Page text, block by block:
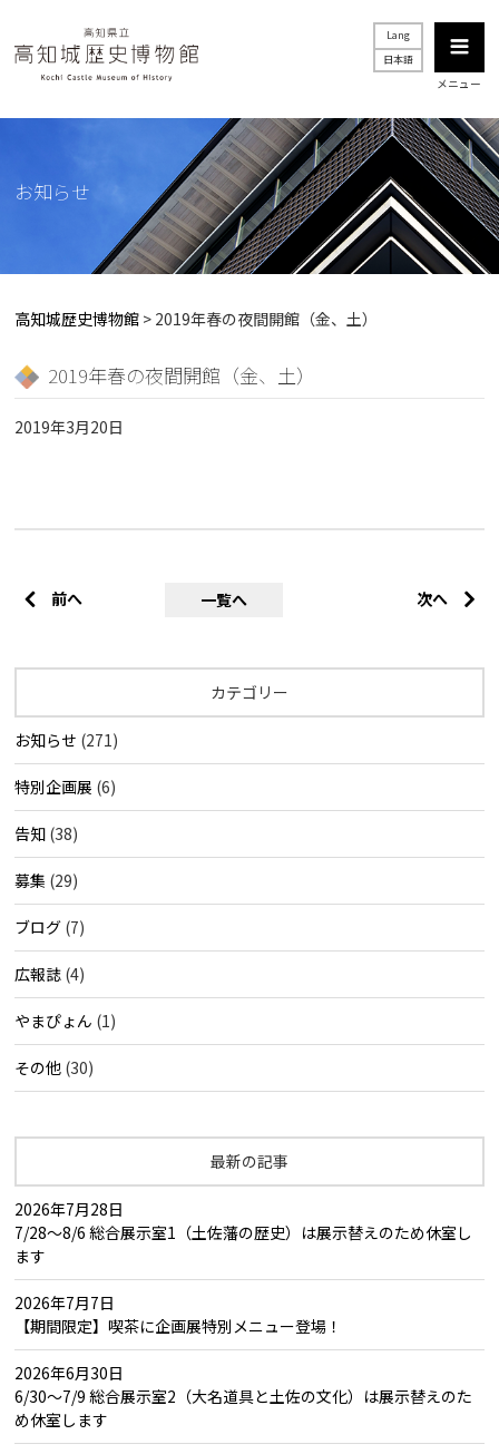
Lang
日本語
メニュー
お知らせ
高知城歴史博物館 > 2019年春の夜間開館（金、土）
2019年春の夜間開館（金、土）
2019年3月20日
前へ 一覧へ 次へ
カテゴリー
お知らせ (271)
特別企画展 (6)
告知 (38)
募集 (29)
ブログ (7)
広報誌 (4)
やまぴょん (1)
その他 (30)
最新の記事
2026年7月28日
7/28～8/6 総合展示室1（土佐藩の歴史）は展示替えのため休室し
ます
2026年7月7日
【期間限定】喫茶に企画展特別メニュー登場！
2026年6月30日
6/30～7/9 総合展示室2（大名道具と土佐の文化）は展示替えのた
め休室します